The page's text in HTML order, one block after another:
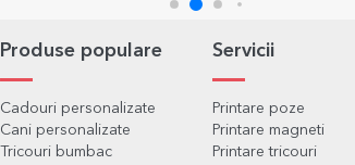
Produse populare
Cadouri personalizate
Cani personalizate
Tricouri bumbac
Servicii
Printare poze
Printare magneti
Printare tricouri